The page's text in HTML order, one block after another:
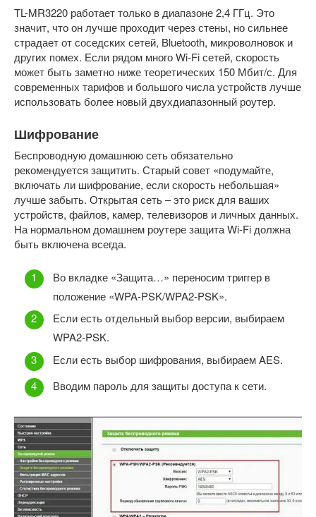
TL-MR3220 работает только в диапазоне 2,4 ГГц. Это
значит, что он лучше проходит через стены, но сильнее
страдает от соседских сетей, Bluetooth, микроволновок и
других помех. Если рядом много Wi-Fi сетей, скорость
может быть заметно ниже теоретических 150 Мбит/с. Для
современных тарифов и большого числа устройств лучше
использовать более новый двухдиапазонный роутер.
Шифрование
Беспроводную домашнюю сеть обязательно
рекомендуется защитить. Старый совет «подумайте,
включать ли шифрование, если скорость небольшая»
лучше забыть. Открытая сеть – это риск для ваших
устройств, файлов, камер, телевизоров и личных данных.
На нормальном домашнем роутере защита Wi-Fi должна
быть включена всегда.
Во вкладке «Защита…» переносим триггер в
положение «WPA-PSK/WPA2-PSK».
Если есть отдельный выбор версии, выбираем
WPA2-PSK.
Если есть выбор шифрования, выбираем AES.
Вводим пароль для защиты доступа к сети.